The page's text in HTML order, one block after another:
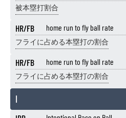
被本塁打割合
HR/FB home run to fly ball rate
フライに占める本塁打の割合
HR/FB home run to fly ball rate
フライに占める本塁打の割合
I